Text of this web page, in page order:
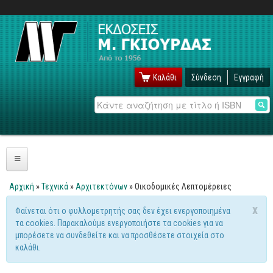
Καλάθι Σύνδεση Εγγραφή
Αναζήτηση
Πληροφορική
Λειτουργικά
Windows
Linux
Unix
Είστε εδώ
Αρχική »Τεχνικά »Αρχιτεκτόνων » Οικοδομικές Λεπτομέρειες
x
Μήνυμα προειδοποίησης
Φαίνεται ότι ο φυλλομετρητής σας δεν έχει ενεργοποιημένα
τα cookies. Παρακαλούμε ενεργοποιήστε τα cookies για να
μπορέσετε να συνδεθείτε και να προσθέσετε στοιχεία στο
καλάθι.